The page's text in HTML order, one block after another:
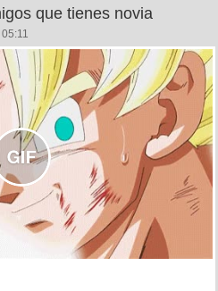
que tienes novia